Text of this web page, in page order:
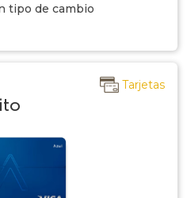
tipo de cambio
Tarjetas